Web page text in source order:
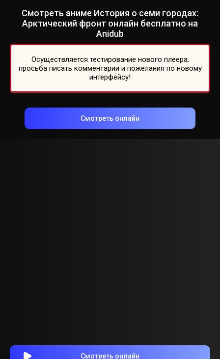
Смотреть аниме История о семи городах:
Арктический фронт онлайн бесплатно на
Anidub
Осуществляется тестирование нового плеера,
просьба писать комментарии и пожелания по новому
интерфейсу!
Смотреть онлайн
Смотреть онлайн